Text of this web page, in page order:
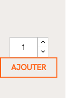
AJOUTER